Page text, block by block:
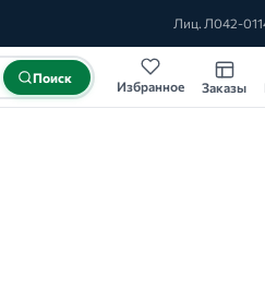
Лиц. Л042-
Поиск
Избранное Заказы